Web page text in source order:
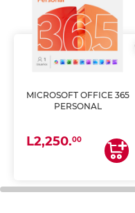
MICROSOFT OFFICE 365
PERSONAL
L2,250.00